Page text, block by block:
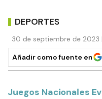
DEPORTES
30 de septiembre de 2023
Añadir como fuente en
Juegos Nacionales